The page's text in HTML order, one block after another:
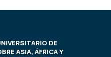
DE
ASIA, ÁFRICA Y